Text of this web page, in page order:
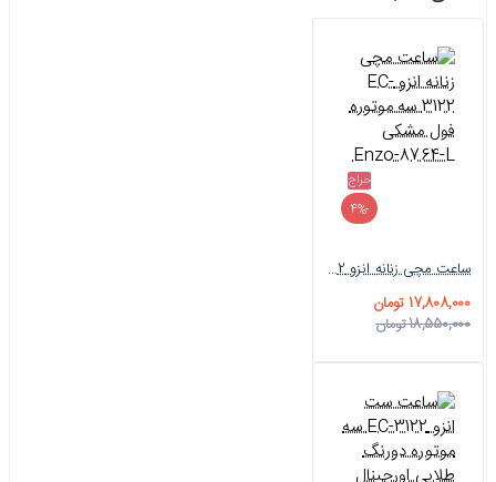
حراج
-4%
ساعت مچی زنانه انزو EC-3122 سه موتوره فول مشکی Enzo-8764-L
17,808,000 تومان
18,550,000 تومان